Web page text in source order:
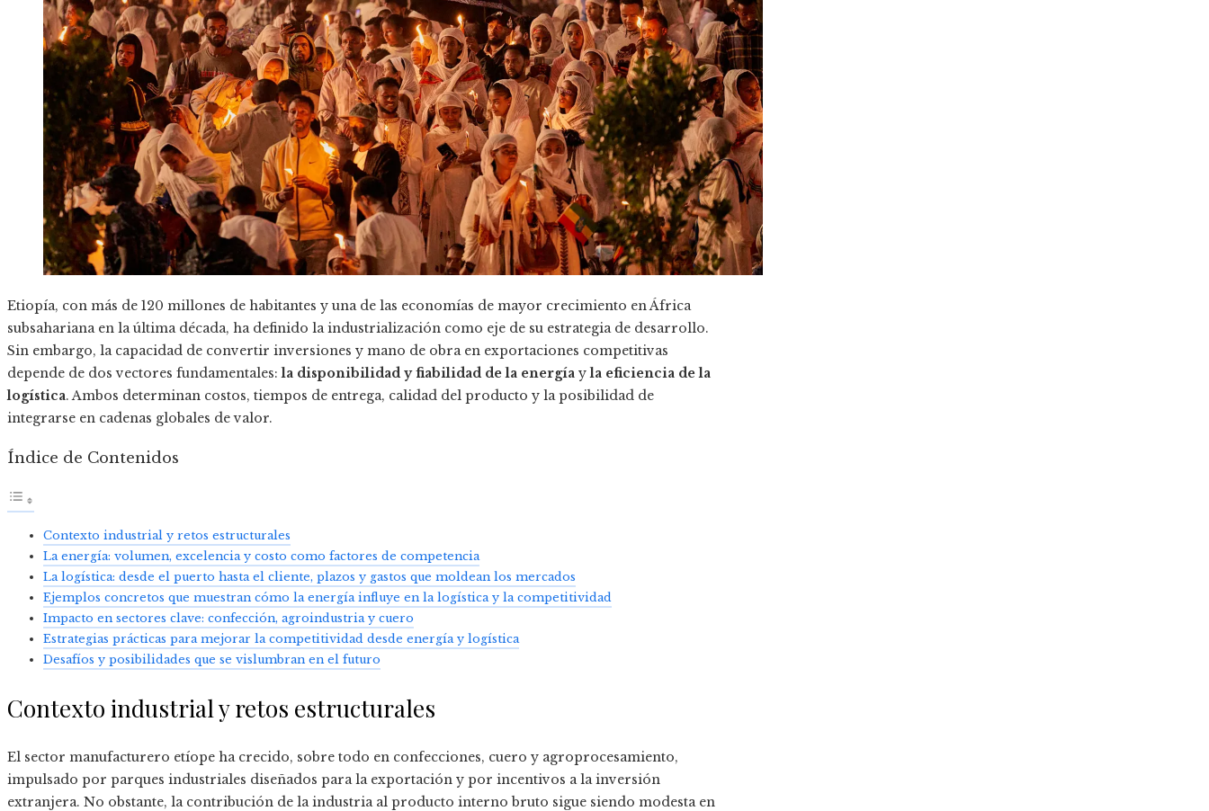
Etiopía, con más de 120 millones de habitantes y una de las economías de mayor crecimiento en África
subsahariana en la última década, ha definido la industrialización como eje de su estrategia de desarrollo.
Sin embargo, la capacidad de convertir inversiones y mano de obra en exportaciones competitivas
depende de dos vectores fundamentales:la disponibilidad y fiabilidad de la energía yla eficiencia de la
logística. Ambos determinan costos, tiempos de entrega, calidad del producto y la posibilidad de
integrarse en cadenas globales de valor.
Índice de Contenidos
Contexto industrial y retos estructurales
La energía: volumen, excelencia y costo como factores de competencia
La logística: desde el puerto hasta el cliente, plazos y gastos que moldean los mercados
Ejemplos concretos que muestran cómo la energía influye en la logística y la competitividad
Impacto en sectores clave: confección, agroindustria y cuero
Estrategias prácticas para mejorar la competitividad desde energía y logística
Desafíos y posibilidades que se vislumbran en el futuro
Contexto industrial y retos estructurales
El sector manufacturero etíope ha crecido, sobre todo en confecciones, cuero y agroprocesamiento,
impulsado por parques industriales diseñados para la exportación y por incentivos a la inversión
extranjera. No obstante, la contribución de la industria al producto interno bruto sigue siendo modesta en